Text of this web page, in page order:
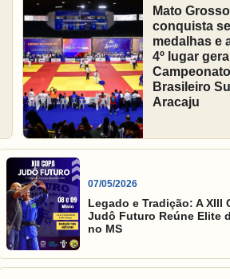
Mato
conquista
medalhas e
4º lugar
Campeonato
Brasileiro
Aracaju
07/05/2026
Legado e Tradição: A XIII
Judô Futuro Reúne Elite
no MS